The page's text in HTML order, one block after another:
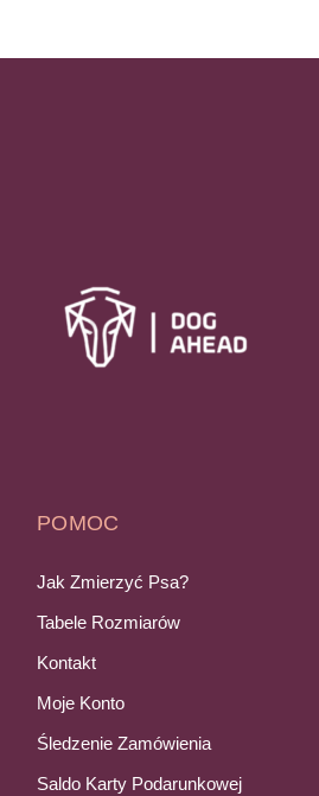
POMOC
Jak Zmierzyć Psa?
Tabele Rozmiarów
Kontakt
Moje Konto
Śledzenie Zamówienia
Saldo Karty Podarunkowej